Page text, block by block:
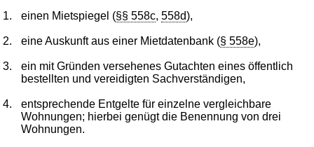
Unterkapitel 2 Regelungen über die
Miethöhe
1. einen Mietspiegel (§§ 558c,558d),
2. eine Auskunft aus einer Mietdatenbank (§ 558e),
3.
ein mit Gründen versehenes Gutachten eines öffentlich
bestellten und vereidigten Sachverständigen,
4.
entsprechende Entgelte für einzelne vergleichbare
Wohnungen; hierbei genügt die Benennung von drei
Wohnungen.